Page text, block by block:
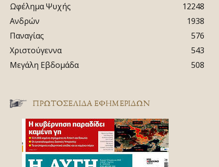
Ωφέλημα Ψυχής
12248
Ανδρών
1938
Παναγίας
576
Χριστούγεννα
543
Μεγάλη Εβδομάδα
508
ΠΡΩΤΟΣΈΛΙΔΑ ΕΦΗΜΕΡΊΔΩΝ